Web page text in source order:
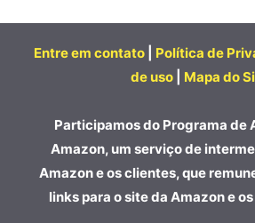
Entre em contato| Política de
de uso| Mapa do
Participamos do Programa de
Amazon, um serviço de
Amazon e os clientes, que
links para o site da Amazon e